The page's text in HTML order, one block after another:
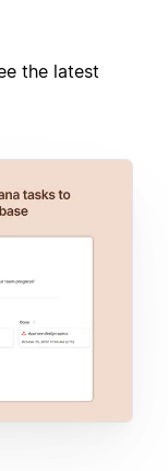
the latest